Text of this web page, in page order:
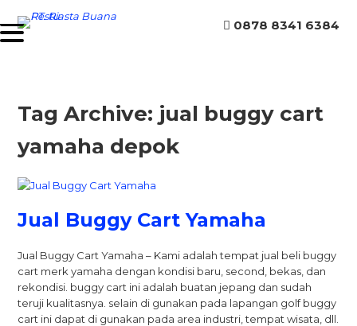
0878 8341 6384
Tag Archive: jual buggy cart
yamaha depok
Jual Buggy Cart Yamaha
Jual Buggy Cart Yamaha – Kami adalah tempat jual beli buggy
cart merk yamaha dengan kondisi baru, second, bekas, dan
rekondisi. buggy cart ini adalah buatan jepang dan sudah
teruji kualitasnya. selain di gunakan pada lapangan golf buggy
cart ini dapat di gunakan pada area industri, tempat wisata, dll.